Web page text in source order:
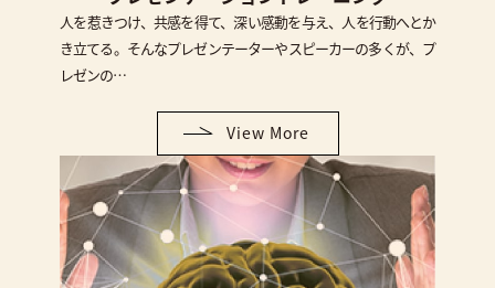
人を惹きつけ、共感を得て、深い感動を与え、人を行動へとか
き立てる。そんなプレゼンテーターやスピーカーの多くが、プ
レゼンの…
View More